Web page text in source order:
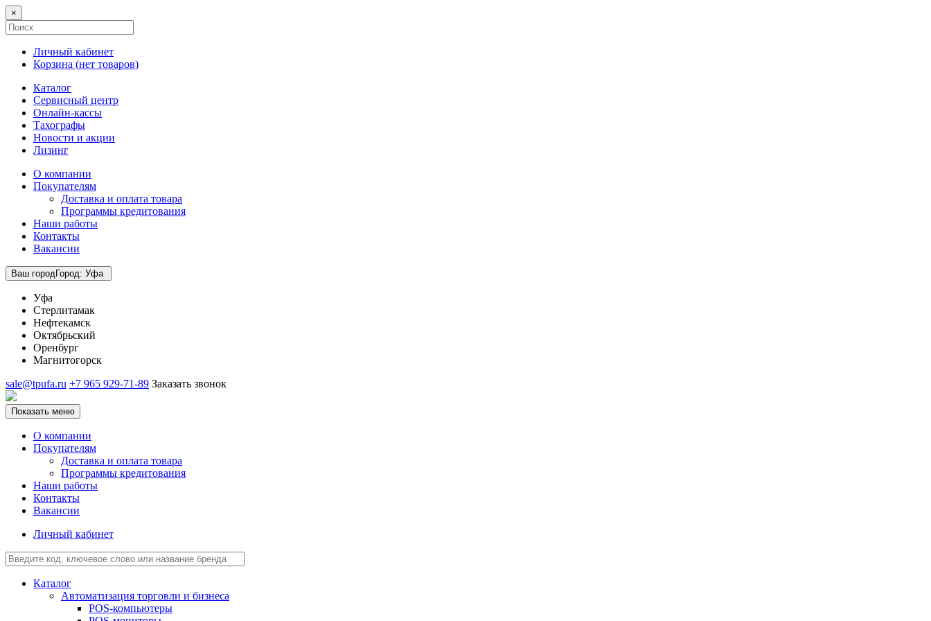
×
Личный кабинет
Корзина (нет товаров)
Каталог
Сервисный центр
Онлайн-кассы
Тахографы
Новости и акции
Лизинг
О компании
Покупателям
Доставка и оплата товара
Программы кредитования
Наши работы
Контакты
Вакансии
Ваш городГород: Уфа
Уфа
Стерлитамак
Нефтекамск
Октябрьский
Оренбург
Магнитогорск
sale@tpufa.ru +7 965 929-71-89 Заказать звонок
Показать меню
О компании
Покупателям
Доставка и оплата товара
Программы кредитования
Наши работы
Контакты
Вакансии
Личный кабинет
Каталог
Автоматизация торговли и бизнеса
POS-компьютеры